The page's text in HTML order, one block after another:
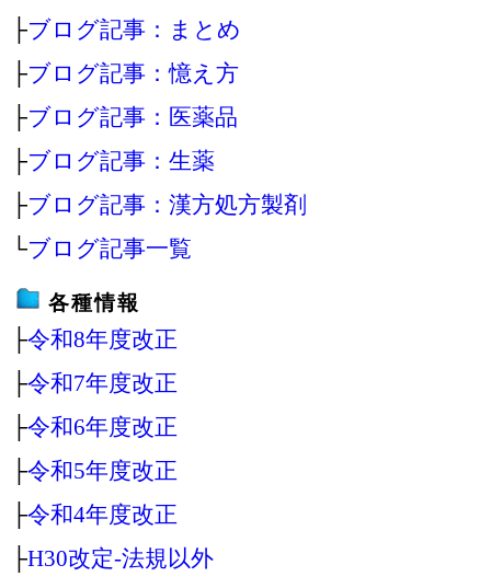
├ブログ記事：まとめ
├ブログ記事：憶え方
├ブログ記事：医薬品
├ブログ記事：生薬
├ブログ記事：漢方処方製剤
└ブログ記事一覧
各種情報
├令和8年度改正
├令和7年度改正
├令和6年度改正
├令和5年度改正
├令和4年度改正
├H30改定‐法規以外